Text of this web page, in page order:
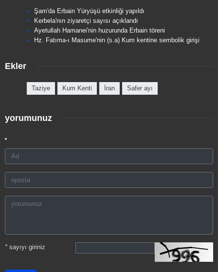
Şam'da Erbain Yüryüşü etkinliği yapıldı
Kerbela'nın ziyaretçi sayısı açıklandı
Ayetullah Hamanei'nin huzurunda Erbain töreni
Hz. Fatıma-ı Masume'nin (s.a) Kum kentine sembolik girişi
Ekler
Taziye Kum Kenti İran Safer ayı
yorumunuz
*sayıyı giriniz